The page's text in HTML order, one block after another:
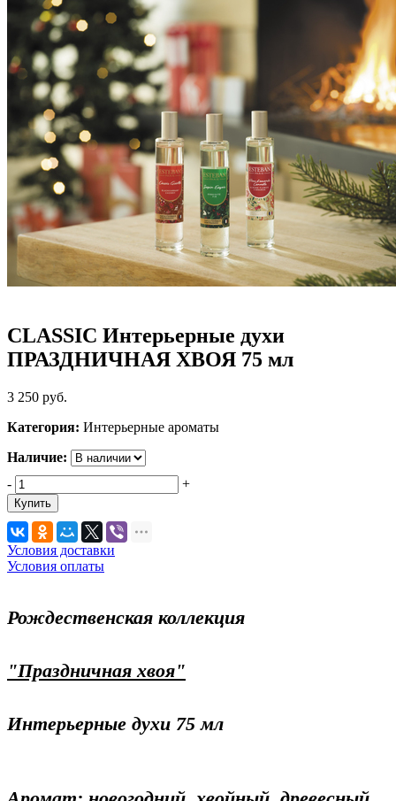
CLASSIC Интерьерные духи
ПРАЗДНИЧНАЯ ХВОЯ 75 мл
3 250 руб.
Категория: Интерьерные ароматы
Наличие:
-
+
Купить
Условия доставки
Условия оплаты
Рождественская коллекция
"Праздничная хвоя"
Интерьерные духи 75 мл